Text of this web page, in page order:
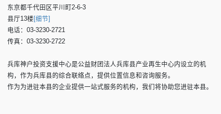
东京都千代田区平川町2-6-3
县厅13楼 [细节]
电话：03-3230-2721
传真：03-3230-2722
兵库神户投资支援中心是公益财团法人兵库县产业再生中心内设立的机
构，作为兵库县的综合联络点，提供位置信息和咨询服务。
作为为进驻本县的企业提供一站式服务的机构，我们将协助您进驻本县。